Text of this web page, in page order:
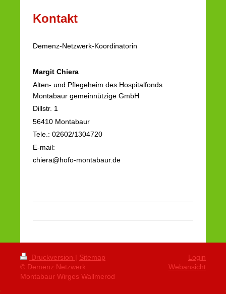
Kontakt
Demenz-Netzwerk-Koordinatorin
Margit Chiera
Alten- und Pflegeheim des Hospitalfonds
Montabaur gemeinnützige GmbH
Dillstr. 1
56410 Montabaur
Tele.: 02602/1304720
E-mail:
chiera@hofo-montabaur.de
Druckversion | Sitemap
© Demenz Netzwerk
Montabaur Wirges Wallmerod
Login
Webansicht